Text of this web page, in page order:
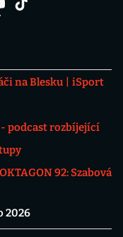
na Blesku
iSport
podcast rozbíjející
OKTAGON 92: Szabová
2026